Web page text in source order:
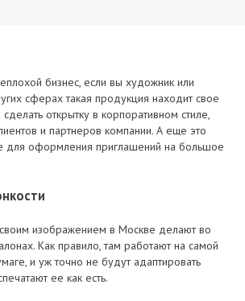
бизнес, если вы художник или
сферах такая продукция находит свое
открытку в корпоративном стиле,
и партнеров компании. А еще это
для оформления приглашений на большое
изображением в Москве делают во
Как правило, там работают на самой
и уж точно не будут адаптировать
ее как есть.